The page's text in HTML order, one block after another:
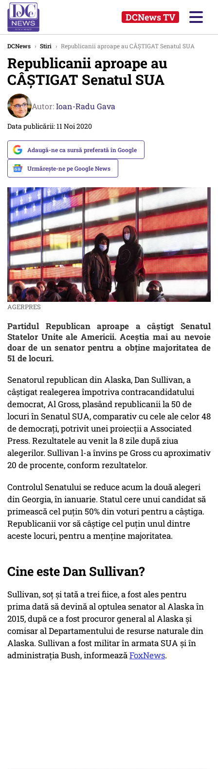
DCNews TV
DCNews › Stiri › Republicanii aproape au CÂȘTIGAT Senatul SUA
Republicanii aproape au
CÂȘTIGAT Senatul SUA
Autor:Ioan-Radu Gava
Data publicării: 11 Noi 2020
Adaugă-ne ca sursă preferată în Google
Urmărește-ne pe Google News
AGERPRES
Partidul Republican aproape a câștigt Senatul
Statelor Unite ale Americii. Aceștia mai au nevoie
doar de un senator pentru a obține majoritatea de
51 de locuri.
Senatorul republican din Alaska, Dan Sullivan, a
câștigat realegerea împotriva contracandidatului
democrat, Al Gross, plasând republicanii la 50 de
locuri în Senatul SUA, comparativ cu cele ale celor 48
de democrați, potrivit unei proiecții a Associated
Press. Rezultatele au venit la 8 zile după ziua
alegerilor. Sullivan l-a învins pe Gross cu aproximativ
20 de procente, conform rezultatelor.
Controlul Senatului se reduce acum la două alegeri
din Georgia, în ianuarie. Statul cere unui candidat să
primească cel puțin 50% din voturi pentru a câștiga.
Republicanii vor să câștige cel puțin unul dintre
aceste locuri, pentru a menține majoritatea.
Cine este Dan Sullivan?
Sullivan, soț și tată a trei fiice, a fost ales pentru
prima dată să devină al optulea senator al Alaska în
2015, după ce a fost procuror general al Alaska și
comisar al Departamentului de resurse naturale din
Alaska. Sullivan a fost militar în armata SUA și în
administrația Bush, informeazăFoxNews.